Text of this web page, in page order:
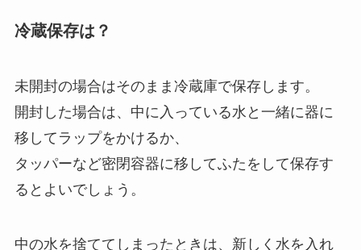
冷蔵保存は？
未開封の場合はそのまま冷蔵庫で保存します。
開封した場合は、中に入っている水と一緒に器に
移してラップをかけるか、
タッパーなど密閉容器に移してふたをして保存す
るとよいでしょう。
中の水を捨ててしまったときは、新しく水を入れ